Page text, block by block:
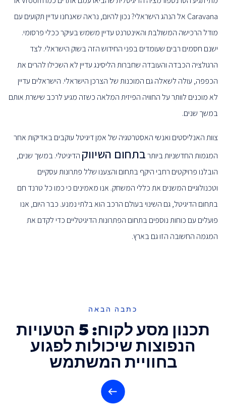
Caravana אל הנהג הישראלי? נכון להיום, נראה שאנחנו עדיין תקועים עם
מודל הרכישה המשולבת והאינטרנט עדיין משמש בעיקר ככלי פרסומי.
ישנם חסמים רבים שעומדים בפני החידוש הזה בשוק הישראלי. לצד
הרגולציה הכבדה והעובדה שחברות הליסינג עדיין לא השכילו להרים את
הכפפה, עולה לשאלה גם המוכנות של הצרכן הישראלי. הישראלים עדיין
לא מוכנים לוותר על החוויה הפיזית המלאה כשזה מגיע לרכב שישרת אותם
במשך שנים.
צוות האנליסטים ואנשי האסטרטגיה של אמן דיגיטל עוקבים באדיקות אחר
המגמות החדשניות ביותרבתחום השיווק הדיגיטלי. במשך שנים,
הובלנו פרויקטים רחבי היקף בתחום והצענו שלל פתרונות עסקיים
וטכנולוגיים המשנים את כללי המשחק. אנו מאמינים כי כמו כל טרנד חם
בתחום הדיגיטל, גם השינוי בעולם הרכב הוא בלתי נמנע. כבר היום, אנו
פועלים עם כוחות נוספים בתחום הפתרונות הדיגיטליים כדי לקדם את
המגמה החשובה הזו גם בארץ.
navigation
כתבה הבאה
תכנון מסע לקוח: 5 הטעויות
הנפוצות שיכולות לפגוע
בחוויית המשתמש